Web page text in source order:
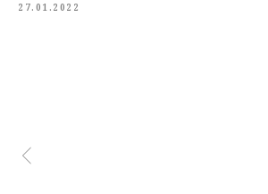
27.01.2022